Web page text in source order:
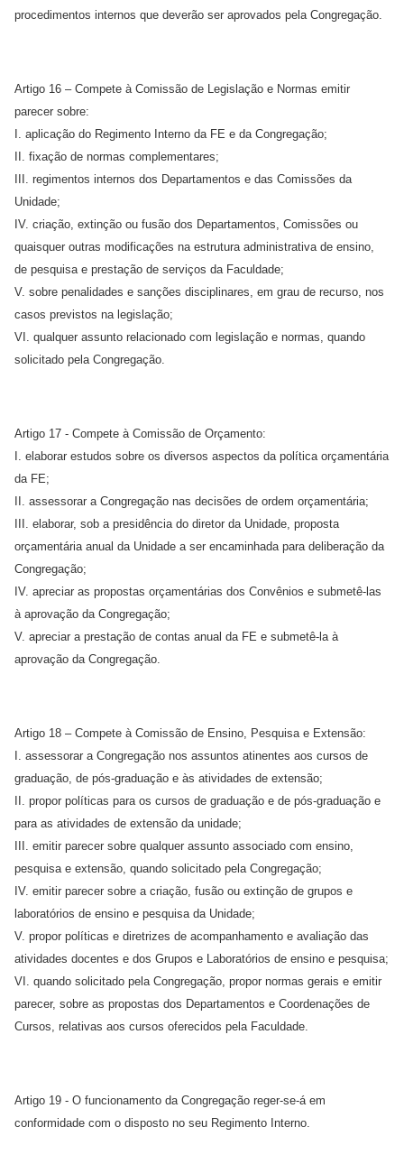
procedimentos internos que deverão ser aprovados pela Congregação.
Artigo 16 – Compete à Comissão de Legislação e Normas emitir
parecer sobre:
I. aplicação do Regimento Interno da FE e da Congregação;
II. fixação de normas complementares;
III. regimentos internos dos Departamentos e das Comissões da
Unidade;
IV. criação, extinção ou fusão dos Departamentos, Comissões ou
quaisquer outras modificações na estrutura administrativa de ensino,
de pesquisa e prestação de serviços da Faculdade;
V. sobre penalidades e sanções disciplinares, em grau de recurso, nos
casos previstos na legislação;
VI. qualquer assunto relacionado com legislação e normas, quando
solicitado pela Congregação.
Artigo 17 - Compete à Comissão de Orçamento:
I. elaborar estudos sobre os diversos aspectos da política orçamentária
da FE;
II. assessorar a Congregação nas decisões de ordem orçamentária;
III. elaborar, sob a presidência do diretor da Unidade, proposta
orçamentária anual da Unidade a ser encaminhada para deliberação da
Congregação;
IV. apreciar as propostas orçamentárias dos Convênios e submetê-las
à aprovação da Congregação;
V. apreciar a prestação de contas anual da FE e submetê-la à
aprovação da Congregação.
Artigo 18 – Compete à Comissão de Ensino, Pesquisa e Extensão:
I. assessorar a Congregação nos assuntos atinentes aos cursos de
graduação, de pós-graduação e às atividades de extensão;
II. propor políticas para os cursos de graduação e de pós-graduação e
para as atividades de extensão da unidade;
III. emitir parecer sobre qualquer assunto associado com ensino,
pesquisa e extensão, quando solicitado pela Congregação;
IV. emitir parecer sobre a criação, fusão ou extinção de grupos e
laboratórios de ensino e pesquisa da Unidade;
V. propor políticas e diretrizes de acompanhamento e avaliação das
atividades docentes e dos Grupos e Laboratórios de ensino e pesquisa;
VI. quando solicitado pela Congregação, propor normas gerais e emitir
parecer, sobre as propostas dos Departamentos e Coordenações de
Cursos, relativas aos cursos oferecidos pela Faculdade.
Artigo 19 - O funcionamento da Congregação reger-se-á em
conformidade com o disposto no seu Regimento Interno.